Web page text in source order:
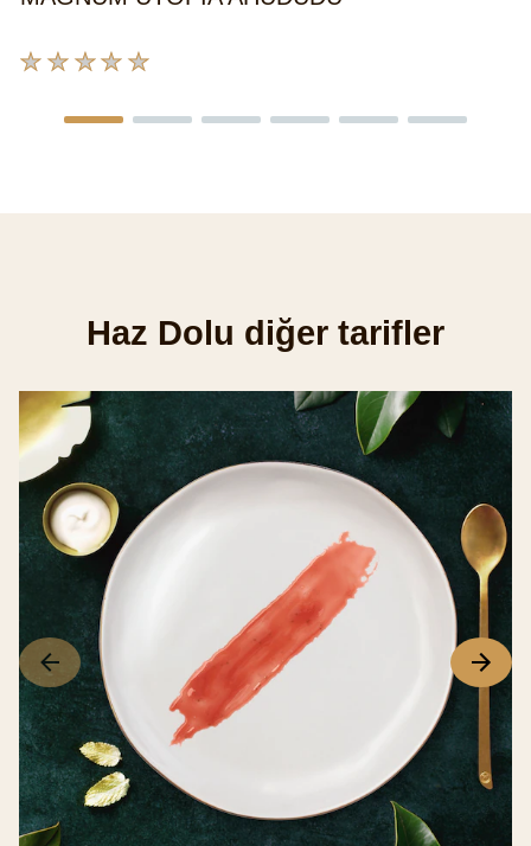
Bu
Haz Dolu diğer tarifler